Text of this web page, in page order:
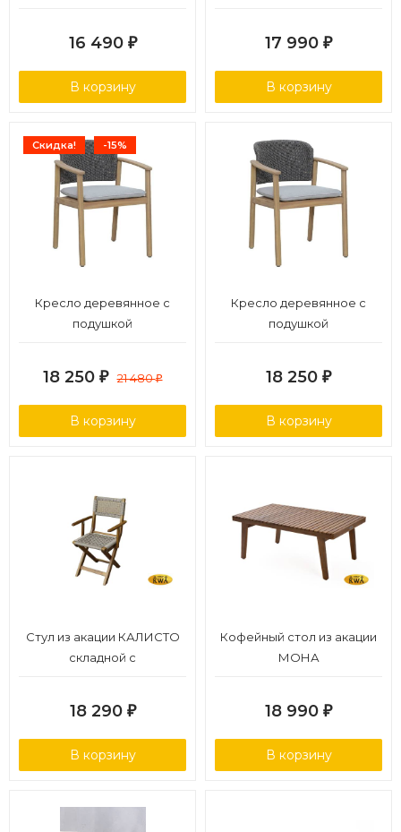
16 490 ₽
В корзину
17 990 ₽
В корзину
Скидка! -15%
Кресло деревянное с
подушкой
18 250 ₽ 21 480₽
В корзину
Кресло деревянное с
подушкой
18 250 ₽
В корзину
Стул из акации КАЛИСТО
складной с
18 290 ₽
В корзину
Кофейный стол из акации
МОНА
18 990 ₽
В корзину